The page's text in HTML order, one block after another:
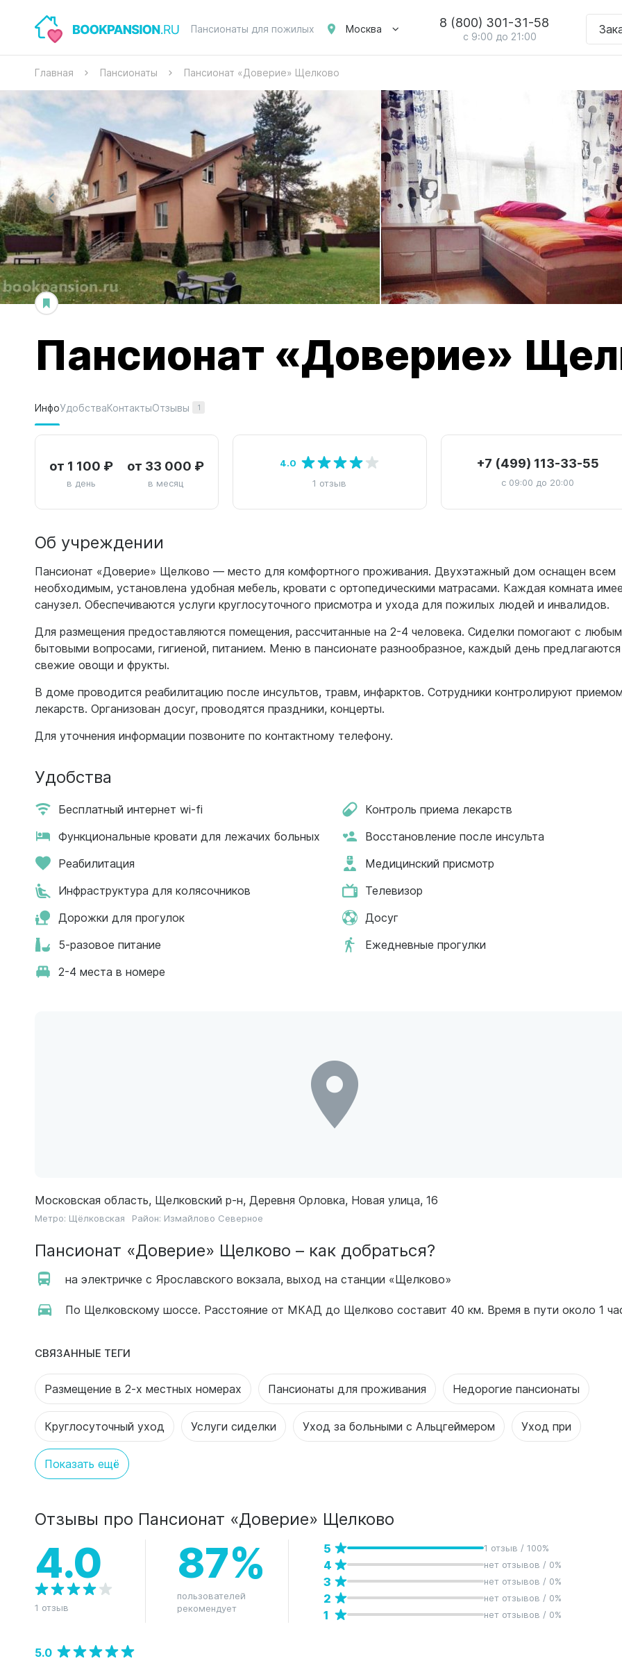
Пансионаты для пожилых Москва 8 (800) 301-31-58
с 9:00 до 21:00
Главная Пансионаты Пансионат «Доверие» Щелково
Пансионат «Доверие»
ИнфоУдобстваКонтактыОтзывы 1
от 1 100 ₽
в день
от 33 000 ₽
в месяц
4.0
1 отзыв
+7 (499) 113-33-55
с 09:00 до 20:00
Об учреждении
Пансионат «Доверие» Щелково — место для комфортного проживания. Двухэтажный дом оснащен всем
необходимым, установлена удобная мебель, кровати с ортопедическими матрасами. Каждая комната
санузел. Обеспечиваются услуги круглосуточного присмотра и ухода для пожилых людей и инвалидов.
Для размещения предоставляются помещения, рассчитанные на 2-4 человека. Сиделки помогают с
бытовыми вопросами, гигиеной, питанием. Меню в пансионате разнообразное, каждый день предлагаются
свежие овощи и фрукты.
В доме проводится реабилитацию после инсультов, травм, инфарктов. Сотрудники контролируют
лекарств. Организован досуг, проводятся праздники, концерты.
Для уточнения информации позвоните по контактному телефону.
Удобства
Бесплатный интернет wi-fi
Функциональные кровати для лежачих больных
Реабилитация
Инфраструктура для колясочников
Дорожки для прогулок
5-разовое питание
2-4 места в номере
Контроль приема лекарств
Восстановление после инсульта
Медицинский присмотр
Телевизор
Досуг
Ежедневные прогулки
Московская область, Щелковский р-н, Деревня Орловка, Новая улица, 16
Метро: Щёлковская Район: Измайлово Северное
Пансионат «Доверие» Щелково – как добраться?
на электричке с Ярославского вокзала, выход на станции «Щелково»
По Щелковскому шоссе. Расстояние от МКАД до Щелково составит 40 км. Время в пути около 1
СВЯЗАННЫЕ ТЕГИ
Размещение в 2-х местных номерах Пансионаты для проживания Недорогие пансионаты
Круглосуточный уход Услуги сиделки Уход за больными с Альцгеймером Уход при
Показать ещё
Отзывы про Пансионат «Доверие» Щелково
4.0
1 отзыв
87%
пользователей
рекомендует
5 1 отзыв / 100%
4 нет отзывов / 0%
3 нет отзывов / 0%
2 нет отзывов / 0%
1 нет отзывов / 0%
5.0